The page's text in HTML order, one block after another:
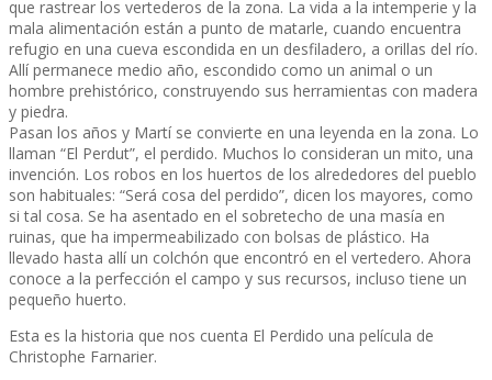
que rastrear los vertederos de la zona. La vida a la intemperie y la
mala alimentación están a punto de matarle, cuando encuentra
refugio en una cueva escondida en un desfiladero, a orillas del río.
Allí permanece medio año, escondido como un animal o un
hombre prehistórico, construyendo sus herramientas con madera
y piedra.
Pasan los años y Martí se convierte en una leyenda en la zona. Lo
llaman “El Perdut”, el perdido. Muchos lo consideran un mito, una
invención. Los robos en los huertos de los alrededores del pueblo
son habituales: “Será cosa del perdido”, dicen los mayores, como
si tal cosa. Se ha asentado en el sobretecho de una masía en
ruinas, que ha impermeabilizado con bolsas de plástico. Ha
llevado hasta allí un colchón que encontró en el vertedero. Ahora
conoce a la perfección el campo y sus recursos, incluso tiene un
pequeño huerto.
Esta es la historia que nos cuenta El Perdido una película de
Christophe Farnarier.